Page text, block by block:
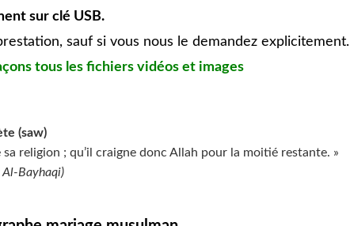
sur clé USB.
sauf si vous nous le demandez explicitement.
tous les fichiers vidéos et images
(saw)
religion ; qu’il craigne donc Allah pour la moitié restante. »
Al-Bayhaqi)